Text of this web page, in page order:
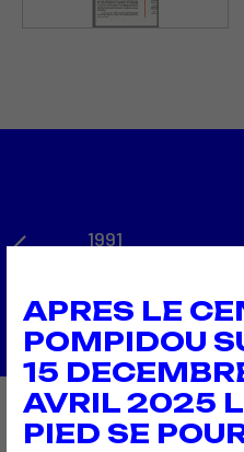
APRES LE
POMPIDOU
15
AVRIL 2025
PIED SE
1991
La Bible
Retour
À